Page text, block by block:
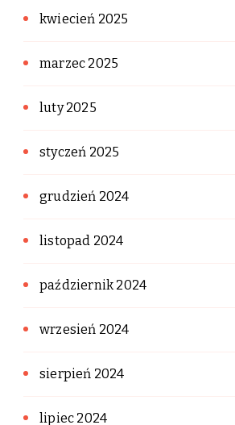
kwiecień 2025
marzec 2025
luty 2025
styczeń 2025
grudzień 2024
listopad 2024
październik 2024
wrzesień 2024
sierpień 2024
lipiec 2024